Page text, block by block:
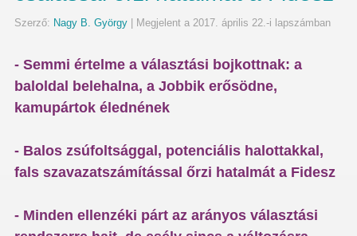
Szerző: Nagy B. György| Megjelent a 2017. április 22.-i lapszámban
- Semmi értelme a választási bojkottnak: a
baloldal belehalna, a Jobbik erősödne,
kamupártok élednének
- Balos zsúfoltsággal, potenciális halottakkal,
fals szavazatszámítással őrzi hatalmát a Fidesz
- Minden ellenzéki párt az arányos választási